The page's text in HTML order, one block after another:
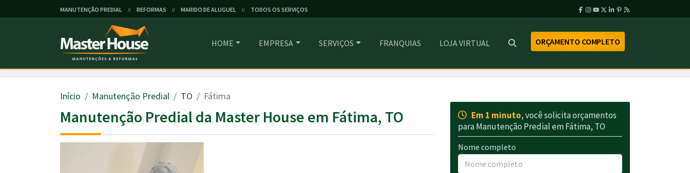
MANUTENÇÃO PREDIAL // REFORMAS // MARIDO DE ALUGUEL // TODOS OS SERVIÇOS
HOME EMPRESA SERVIÇOS FRANQUIAS LOJA VIRTUAL ORÇAMENTO COMPLETO
Início Manutenção Predial TO Fátima
Manutenção Predial da Master House em Fátima, TO Em 1 minuto, você solicita orçamentos
para Manutenção Predial em Fátima, TO
Nome completo